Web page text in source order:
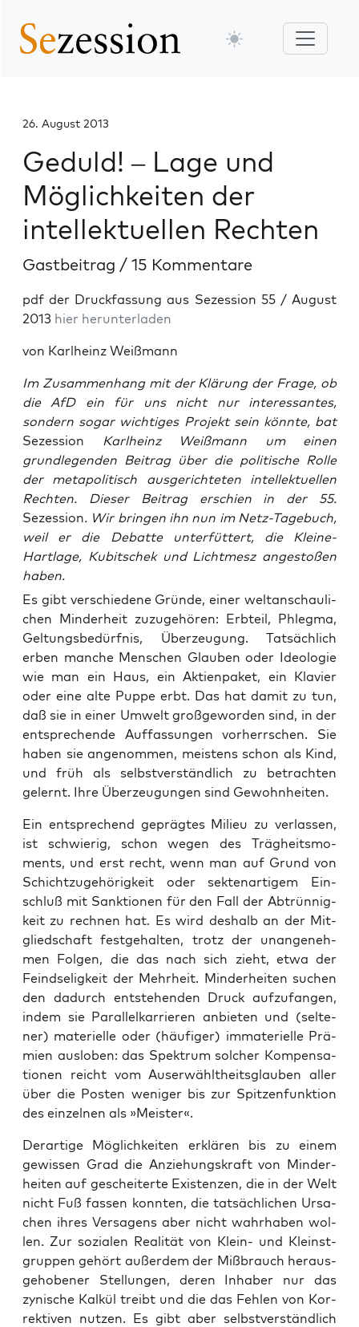
26. August 2013
Geduld! – Lage und
Möglichkeiten der
intellektuellen Rechten
Gastbeitrag / 15 Kommentare
pdf der Druckfassung aus Sezession 55 / August
2013 hier herunterladen
von Karlheinz Weißmann
Im Zusammenhang mit der Klärung der Frage, ob
die AfD ein für uns nicht nur interessantes,
sondern sogar wichtiges Projekt sein könnte, bat
Sezession Karlheinz Weißmann um einen
grundlegenden Beitrag über die politische Rolle
der metapolitisch ausgerichteten intellektuellen
Rechten. Dieser Beitrag erschien in der 55.
Sezession. Wir bringen ihn nun im Netz-Tagebuch,
weil er die Debatte unterfüttert, die Kleine-
Hartlage, Kubitschek und Lichtmesz angestoßen
haben.
Es gibt ver­schie­de­ne Grün­de, einer welt­an­schau­li­
chen Min­der­heit zuzu­ge­hö­ren: Erb­teil, Phleg­ma,
Gel­tungs­be­dürf­nis, Über­zeu­gung. Tat­säch­lich
erben man­che Men­schen Glau­ben oder Ideo­lo­gie
wie man ein Haus, ein Akti­en­pa­ket, ein Kla­vier
oder eine alte Pup­pe erbt. Das hat damit zu tun,
daß sie in einer Umwelt groß­ge­wor­den sind, in der
ent­spre­chen­de Auf­fas­sun­gen vor­herr­schen. Sie
haben sie ange­nom­men, meis­tens schon als Kind,
und früh als selbst­ver­ständ­lich zu betrach­ten
gelernt. Ihre Über­zeu­gun­gen sind Gewohnheiten.
Ein ent­spre­chend gepräg­tes Milieu zu ver­las­sen,
ist schwie­rig, schon wegen des Träg­heits­mo­
ments, und erst recht, wenn man auf Grund von
Schicht­zu­ge­hö­rig­keit oder sek­ten­ar­ti­gem Ein­
schluß mit Sank­tio­nen für den Fall der Abtrün­nig­
keit zu rech­nen hat. Es wird des­halb an der Mit­
glied­schaft fest­ge­hal­ten, trotz der unan­ge­neh­
men Fol­gen, die das nach sich zieht, etwa der
Feind­se­lig­keit der Mehr­heit. Min­der­hei­ten suchen
den dadurch ent­ste­hen­den Druck auf­zu­fan­gen,
indem sie Paral­lelkarrieren anbie­ten und (sel­te­
ner) mate­ri­el­le oder (häu­fi­ger) imma­te­ri­el­le Prä­
mi­en aus­lo­ben: das Spek­trum sol­cher Kom­pen­sa­
tio­nen reicht vom Aus­er­wählt­heits­glau­ben aller
über die Pos­ten weni­ger bis zur Spit­zen­funk­ti­on
des ein­zel­nen als »Meis­ter«.
Der­ar­ti­ge Mög­lich­kei­ten erklä­ren bis zu einem
gewis­sen Grad die Anzie­hungs­kraft von Min­der­
hei­ten auf geschei­ter­te Exis­ten­zen, die in der Welt
nicht Fuß fas­sen konn­ten, die tat­säch­li­chen Ursa­
chen ihres Ver­sa­gens aber nicht wahr­ha­ben wol­
len. Zur sozia­len Rea­li­tät von Klein- und Kleinst­
grup­pen gehört außer­dem der Miß­brauch her­aus­
ge­ho­be­ner Stel­lun­gen, deren Inha­ber nur das
zyni­sche Kal­kül treibt und die das Feh­len von Kor­
rek­ti­ven nut­zen. Es gibt aber selbst­ver­ständ­lich